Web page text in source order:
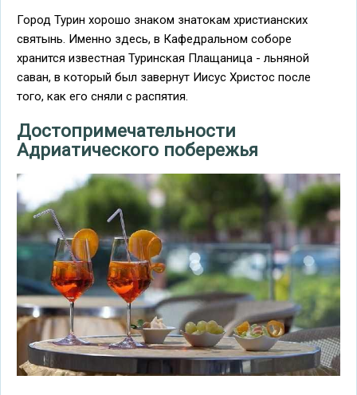
Город Турин хорошо знаком знатокам христианских
святынь. Именно здесь, в Кафедральном соборе
хранится известная Туринская Плащаница - льняной
саван, в который был завернут Иисус Христос после
того, как его сняли с распятия.
Достопримечательности
Адриатического побережья